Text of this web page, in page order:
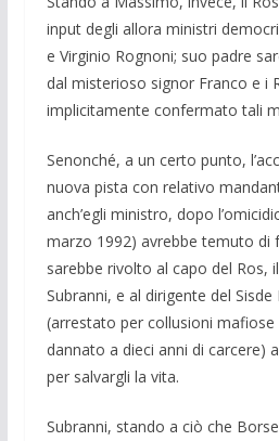
input degli allora ministri
e Virginio Rognoni; suo padre
dal misterioso signor Franco e i
implicitamente conferma­to tali
Senonché, a un certo punto,
nuova pista con relativo
anch’egli ministro, dopo
marzo 1992) avrebbe temuto di
sarebbe rivolto al capo del Ros,
Subran­ni, e al di­rigente del
(arresta­to per col­lusioni mafiose
dannato a dieci anni di carcere)
per salvar­gli la vita.
Sub­ranni, stando a ciò che